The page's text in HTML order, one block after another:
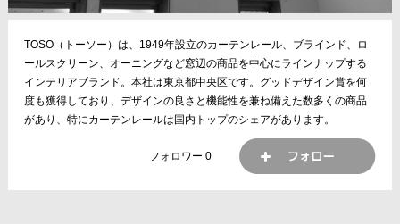
TOSO（トーソー）は、1949年設立のカーテンレール、ブラインド、ロ
ールスクリーン、オーニングなど窓辺の商品を中心にラインナップする
インテリアブランド。本社は東京都中央区です。グッドデザイン賞を何
度も獲得しており、デザインの良さと機能性を兼ね備えた数多くの商品
があり、特にカーテンレールは国内トップのシェアがあります。
フォロワー0